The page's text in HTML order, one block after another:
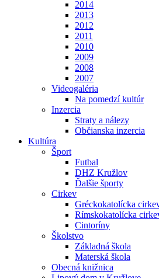
2014
2013
2012
2011
2010
2009
2008
2007
Videogaléria
Na pomedzí kultúr
Inzercia
Straty a nálezy
Občianska inzercia
Kultúra
Šport
Futbal
DHZ Kružlov
Ďalšie športy
Cirkev
Gréckokatolícka
Rímskokatolícka
Cintoríny
Školstvo
Základná škola
Materská škola
Obecná knižnica